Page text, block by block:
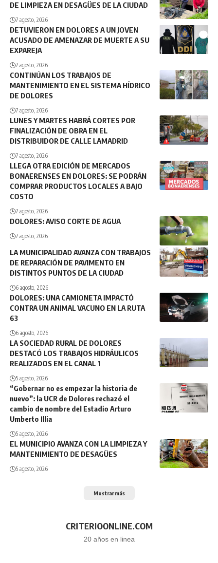
DE LIMPIEZA EN DESAGÜES DE LA CIUDAD
7 agosto, 2026
DETUVIERON EN DOLORES A UN JOVEN
ACUSADO DE AMENAZAR DE MUERTE A SU
EXPAREJA
7 agosto, 2026
CONTINÚAN LOS TRABAJOS DE
MANTENIMIENTO EN EL SISTEMA HÍDRICO
DE DOLORES
7 agosto, 2026
LUNES Y MARTES HABRÁ CORTES POR
FINALIZACIÓN DE OBRA EN EL
DISTRIBUIDOR DE CALLE LAMADRID
7 agosto, 2026
LLEGA OTRA EDICIÓN DE MERCADOS
BONAERENSES EN DOLORES: SE PODRÁN
COMPRAR PRODUCTOS LOCALES A BAJO
COSTO
7 agosto, 2026
DOLORES: AVISO CORTE DE AGUA
7 agosto, 2026
LA MUNICIPALIDAD AVANZA CON TRABAJOS
DE REPARACIÓN DE PAVIMENTO EN
DISTINTOS PUNTOS DE LA CIUDAD
6 agosto, 2026
DOLORES: UNA CAMIONETA IMPACTÓ
CONTRA UN ANIMAL VACUNO EN LA RUTA
63
6 agosto, 2026
LA SOCIEDAD RURAL DE DOLORES
DESTACÓ LOS TRABAJOS HIDRÁULICOS
REALIZADOS EN EL CANAL 1
5 agosto, 2026
“Gobernar no es empezar la historia de
nuevo”: la UCR de Dolores rechazó el
cambio de nombre del Estadio Arturo
Umberto Illia
5 agosto, 2026
EL MUNICIPIO AVANZA CON LA LIMPIEZA Y
MANTENIMIENTO DE DESAGÜES
5 agosto, 2026
Mostrar más
CRITERIOONLINE.COM
20 años en linea